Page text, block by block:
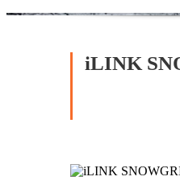
iLINK